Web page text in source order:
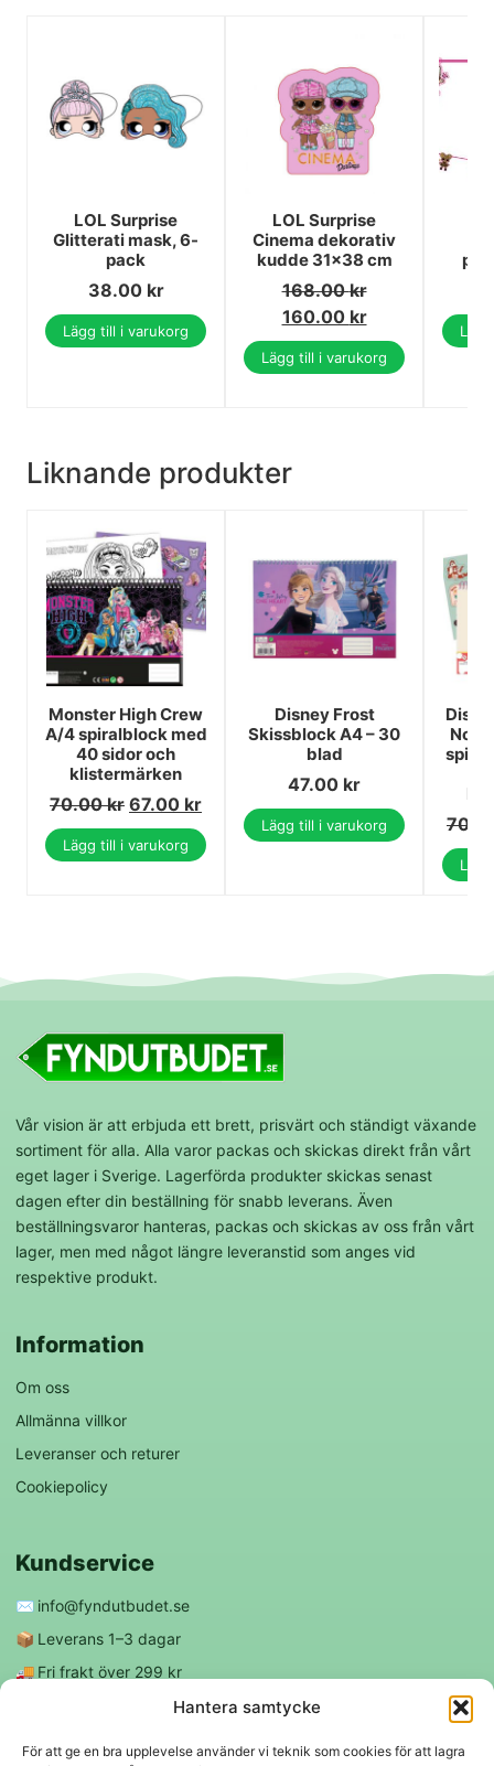
Hantera samtycke
För att ge en bra upplevelse använder vi teknik som cookies för att lagra
LOL Surprise
Glitterati mask, 6-
pack
38.00 kr
Lägg till i varukorg
LOL Surprise
Cinema dekorativ
kudde 31x38 cm
168.00kr
160.00 kr
Lägg till i varukorg
Liknande produkter
Monster High Crew
A/4 spiralblock med
40 sidor och
klistermärken
70.00kr 67.00 kr
Lägg till i varukorg
Disney Frost
Skissblock A4 – 30
blad
47.00 kr
Lägg till i varukorg
Vår vision är att erbjuda ett brett, prisvärt och ständigt växande
sortiment för alla. Alla varor packas och skickas direkt från vårt
eget lager i Sverige. Lagerförda produkter skickas senast
dagen efter din beställning för snabb leverans. Även
beställningsvaror hanteras, packas och skickas av oss från vårt
lager, men med något längre leveranstid som anges vid
respektive produkt.
Information
Om oss
Allmänna villkor
Leveranser och returer
Cookiepolicy
Kundservice
✉️ info@fyndutbudet.se
📦 Leverans 1–3 dagar
🚚 Fri frakt över 299 kr